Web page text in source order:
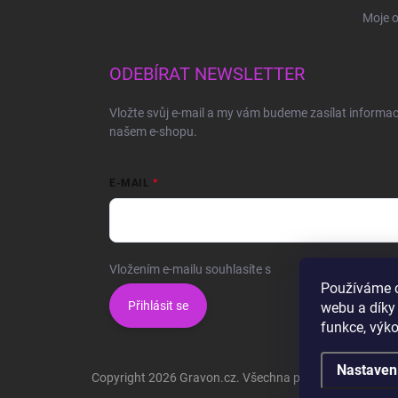
Používáme
webu a
funkce,
Moje
ODEBÍRAT NEWSLETTER
Vložte svůj e-mail a my vám budeme zasílat
našem e-shopu.
E-MAIL
Vložením e-mailu souhlasíte s
Přihlásit se
Copyright 2026 Gravon.cz. Všechna práva vyhrazena.